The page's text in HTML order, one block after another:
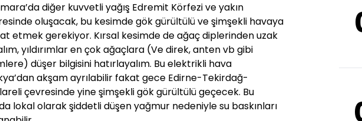
diğer kuvvetli yağış Edremit Körfezi ve yakın
oluşacak, bu kesimde gök gürültülü ve şimşekli havaya
etmek gerekiyor. Kırsal kesimde de ağaç diplerinden uzak
yıldırımlar en çok ağaçlara (Ve direk, anten vb gibi
düşer bilgisini hatırlayalım. Bu elektrikli hava
akşam ayrılabilir fakat gece Edirne-Tekirdağ-
çevresinde yine şimşekli gök gürültülü geçecek. Bu
lokal olarak şiddetli düşen yağmur nedeniyle su baskınları